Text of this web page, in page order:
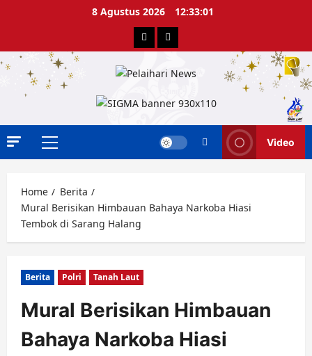
8 Agustus 2026 12:33:02
Berita Advertorial
Primary
Video
Home
Berita
Mural Berisikan Himbauan Bahaya Narkoba Hiasi
Tembok di Sarang Halang
Berita Polri Tanah Laut
Mural Berisikan Himbauan
Bahaya Narkoba Hiasi